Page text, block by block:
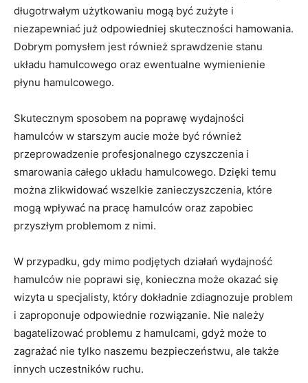
długotrwałym użytkowaniu ‌mogą być zużyte i
niezapewniać już odpowiedniej ⁣skuteczności hamowania.
Dobrym pomysłem jest ‌również ‍sprawdzenie stanu
układu hamulcowego ‍oraz ewentualne wymienienie
płynu hamulcowego.
Skutecznym sposobem na poprawę wydajności
hamulców ​w starszym aucie może być również
przeprowadzenie profesjonalnego czyszczenia ⁢i‌
smarowania ‌całego układu hamulcowego.‍ Dzięki temu
można⁤ zlikwidować wszelkie zanieczyszczenia, które
mogą wpływać na pracę hamulców⁣ oraz ‍zapobiec
przyszłym problemom z nimi.
W przypadku, ​gdy mimo⁢ podjętych działań⁢ wydajność​
hamulców nie ⁣poprawi‌ się, konieczna może okazać się
wizyta u specjalisty, ⁤który dokładnie ⁤zdiagnozuje problem
i zaproponuje odpowiednie rozwiązanie. Nie ⁤należy
bagatelizować ⁢problemu z ⁣hamulcami, gdyż ⁣może to
zagrażać‍ nie tylko naszemu bezpieczeństwu, ale także⁣
innych uczestników ruchu.